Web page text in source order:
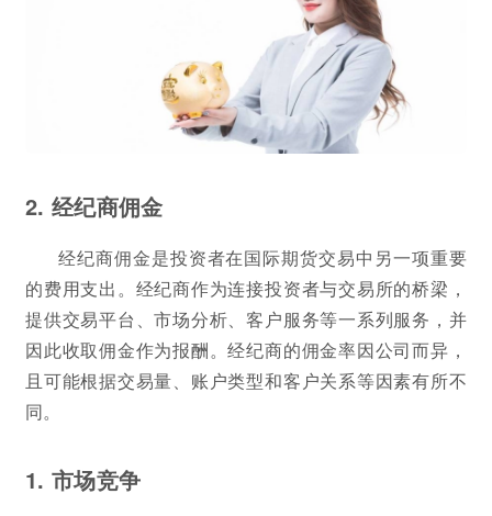
2. 经纪商佣金
经纪商佣金是投资者在国际期货交易中另一项重要
的费用支出。经纪商作为连接投资者与交易所的桥梁，
提供交易平台、市场分析、客户服务等一系列服务，并
因此收取佣金作为报酬。经纪商的佣金率因公司而异，
且可能根据交易量、账户类型和客户关系等因素有所不
同。
1. 市场竞争